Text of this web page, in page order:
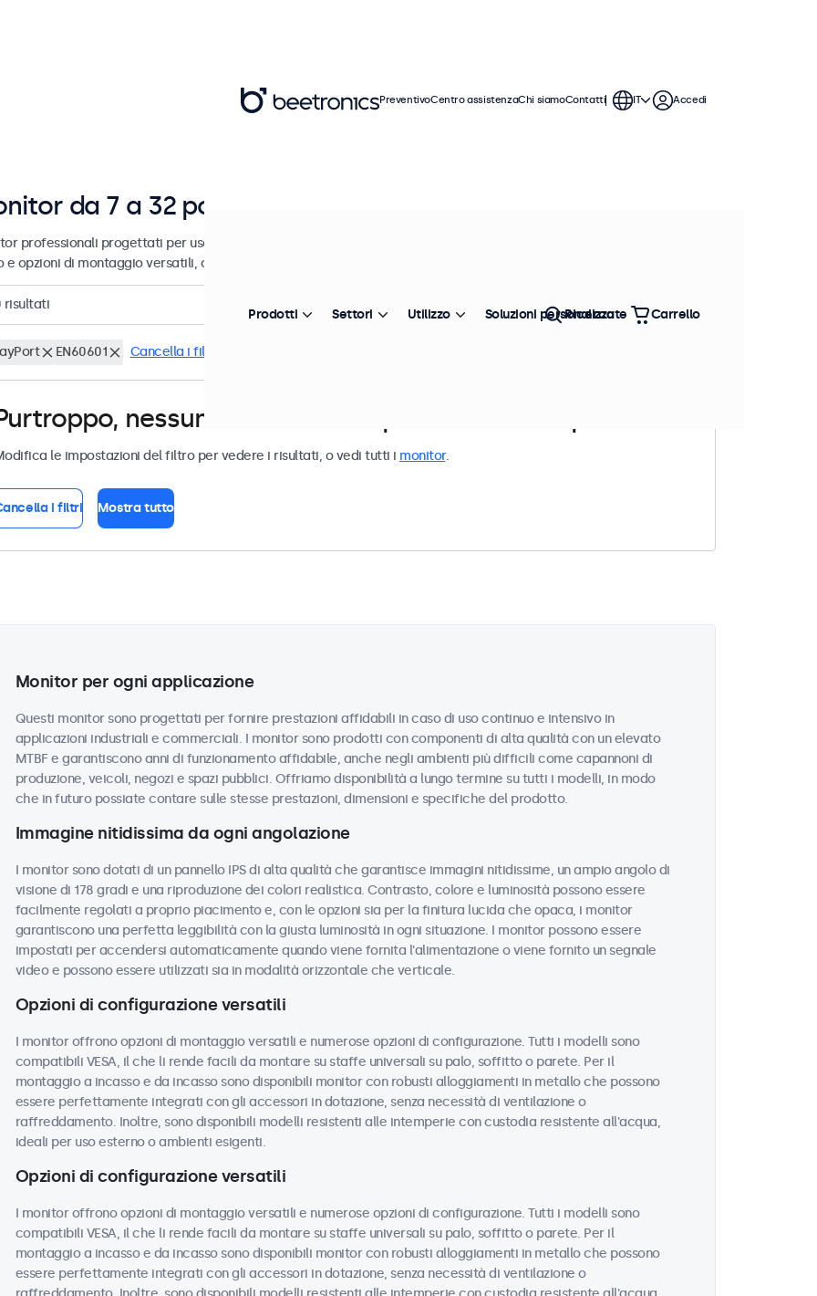
da 7 a 32 pollici
professionali progettati per uso industriale e commerciale. Questi monitor offrono varie connessioni
e opzioni di montaggio versatili, consentendo loro di integrarsi perfettamente qualsiasi contesto.
risultati Più venduto
EN60601 Cancella i filtri
nessun monitor corrisponde ai filtri impostati.
le impostazioni del filtro per vedere i risultati, o vedi tutti i monitor.
i filtri Mostra tutto
Monitor per ogni applicazione
Questi monitor sono progettati per fornire prestazioni affidabili in caso di uso continuo e intensivo in
applicazioni industriali e commerciali. I monitor sono prodotti con componenti di alta qualità con un elevato
MTBF e garantiscono anni di funzionamento affidabile, anche negli ambienti più difficili come capannoni di
produzione, veicoli, negozi e spazi pubblici. Offriamo disponibilità a lungo termine su tutti i modelli, in modo
che in futuro possiate contare sulle stesse prestazioni, dimensioni e specifiche del prodotto.
Immagine nitidissima da ogni angolazione
I monitor sono dotati di un pannello IPS di alta qualità che garantisce immagini nitidissime, un ampio angolo di
visione di 178 gradi e una riproduzione dei colori realistica. Contrasto, colore e luminosità possono essere
facilmente regolati a proprio piacimento e, con le opzioni sia per la finitura lucida che opaca, i monitor
garantiscono una perfetta leggibilità con la giusta luminosità in ogni situazione. I monitor possono essere
impostati per accendersi automaticamente quando viene fornita l'alimentazione o viene fornito un segnale
video e possono essere utilizzati sia in modalità orizzontale che verticale.
Opzioni di configurazione versatili
I monitor offrono opzioni di montaggio versatili e numerose opzioni di configurazione. Tutti i modelli sono
compatibili VESA, il che li rende facili da montare su staffe universali su palo, soffitto o parete. Per il
montaggio a incasso e da incasso sono disponibili monitor con robusti alloggiamenti in metallo che possono
essere perfettamente integrati con gli accessori in dotazione, senza necessità di ventilazione o
raffreddamento. Inoltre, sono disponibili modelli resistenti alle intemperie con custodia resistente all'acqua,
ideali per uso esterno o ambienti esigenti.
Opzioni di configurazione versatili
I monitor offrono opzioni di montaggio versatili e numerose opzioni di configurazione. Tutti i modelli sono
compatibili VESA, il che li rende facili da montare su staffe universali su palo, soffitto o parete. Per il
montaggio a incasso e da incasso sono disponibili monitor con robusti alloggiamenti in metallo che possono
essere perfettamente integrati con gli accessori in dotazione, senza necessità di ventilazione o
PreventivoCentro assistenzaChi siamoContatti IT Accedi
Prodotti Settori Utilizzo Soluzioni personalizzate
Ricerca Carrello